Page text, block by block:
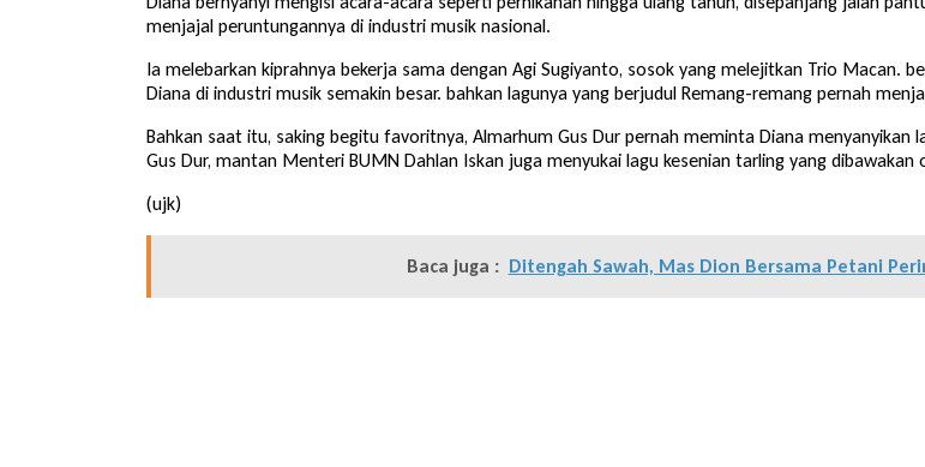
menjajal peruntungannya di industri musik nasional.
Ia melebarkan kiprahnya bekerja sama dengan Agi Sugiyanto, sosok yang melejitkan Trio Macan.
Diana di industri musik semakin besar. bahkan lagunya yang berjudul Remang-remang pernah
Bahkan saat itu, saking begitu favoritnya, Almarhum Gus Dur pernah meminta Diana menyanyikan
Gus Dur, mantan Menteri BUMN Dahlan Iskan juga menyukai lagu kesenian tarling yang dibawakan
(ujk)
Baca juga : Ditengah Sawah, Mas Dion Bersama Petani